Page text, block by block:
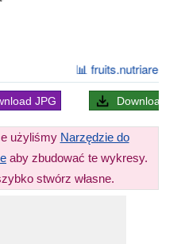
JPG Download
użyliśmy Narzędzie do
aby zbudować te wykresy.
stwórz własne.